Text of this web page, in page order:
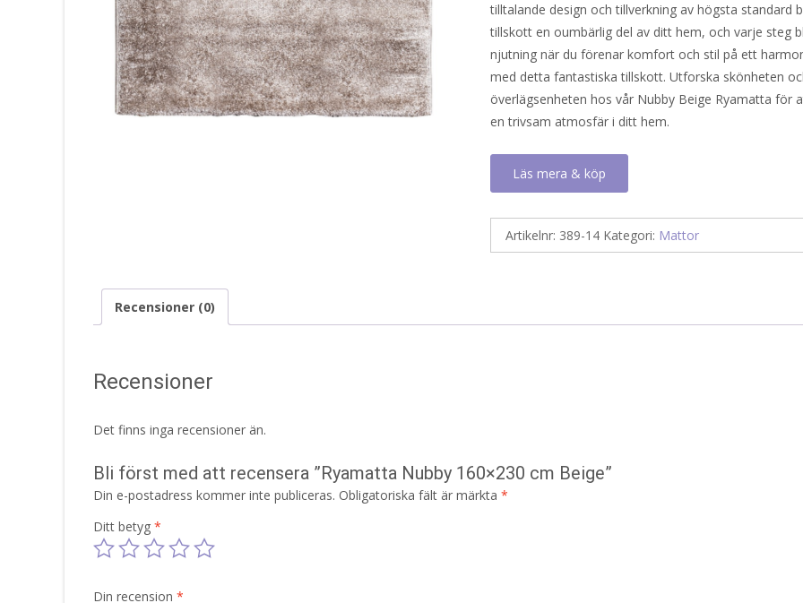
tilltalande design och tillverkning av högsta standard
tillskott en oumbärlig del av ditt hem, och varje steg
njutning när du förenar komfort och stil på ett
med detta fantastiska tillskott. Utforska skönheten
överlägsenheten hos vår Nubby Beige Ryamatta för
en trivsam atmosfär i ditt hem.
Läs mera & köp
Artikelnr: 389-14 Kategori: Mattor
Recensioner (0)
Recensioner
Det finns inga recensioner än.
Bli först med att recensera ”Ryamatta Nubby 160×230 cm Beige”
Din e-postadress kommer inte publiceras. Obligatoriska fält är märkta *
Ditt betyg *
Din recension *